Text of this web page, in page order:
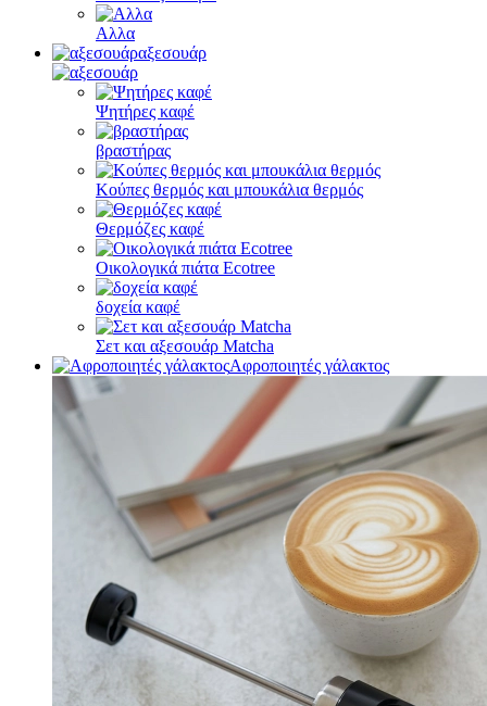
Αλλα
αξεσουάρ
Ψητήρες καφέ
βραστήρας
Κούπες θερμός και μπουκάλια θερμός
Θερμόζες καφέ
Οικολογικά πιάτα Ecotree
δοχεία καφέ
Σετ και αξεσουάρ Matcha
Αφροποιητές γάλακτος